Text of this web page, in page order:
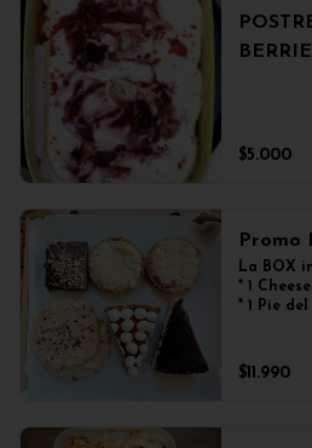
$5.000
Promo
La BOX
* 1
* 1 Pie
* 2
$11.990